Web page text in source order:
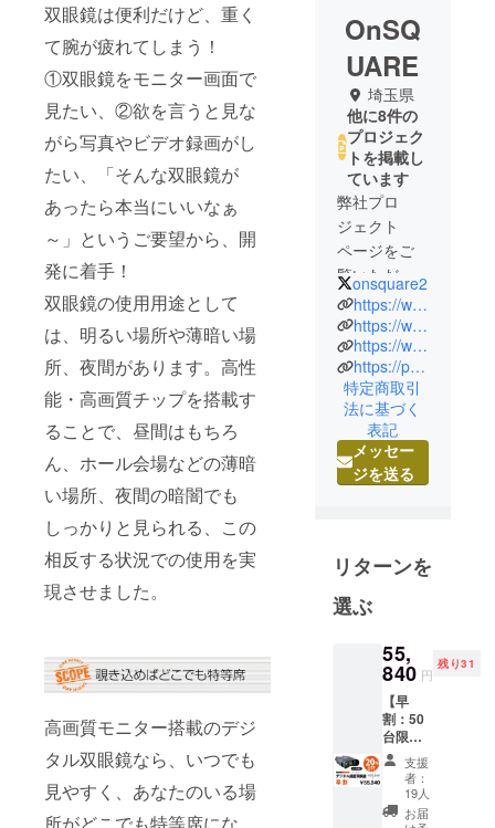
双眼鏡は便利だけど、重く
て腕が疲れてしまう！
①双眼鏡をモニター画面で
見たい、②欲を言うと見な
がら写真やビデオ録画がし
たい、「そんな双眼鏡が
あったら本当にいいなぁ
～」というご要望から、開
発に着手！
双眼鏡の使用用途として
は、明るい場所や薄暗い場
所、夜間があります。高性
能・高画質チップを搭載す
ることで、昼間はもちろ
ん、ホール会場などの薄暗
い場所、夜間の暗闇でも
しっかりと見られる、この
相反する状況での使用を実
現させました。
高画質モニター搭載のデジ
タル双眼鏡なら、いつでも
見やすく、あなたのいる場
OnSQ
UARE
埼玉県
他に8件の
プロジェク
トを掲載し
ています
弊社プロ
ジェクト
ページをご
覧いただき
ありがとう
ございま
す。
オンスクエ
ア株式会社
は、日用雑
貨、電子製
品、医療機
開発、製
造・輸入販
売を行って
現在は全国
量販店での
販売もさせ
ていただい
ております
が、未発表
の新商品に
onsquare2
https://www.onsquare.jp/
https://www.amazon.co.jp/stores/page/3BD6BDD3-00AD-4C5E-9585-D1074C0B74A9
https://www.amazon.co.jp/stores/page/124296D7-3831-4DC6-9F11-AD8E35A5D89A
https://page.line.me/687uxtpd?openQrModal=true
特定商取引
法に基づく
表記
メッセー
ジを送る
リターンを
選ぶ
55,
840 円
残り31
【早
割：50
台限
定】昼
も夜
も！動
画も写
支援
者：
19人
お届